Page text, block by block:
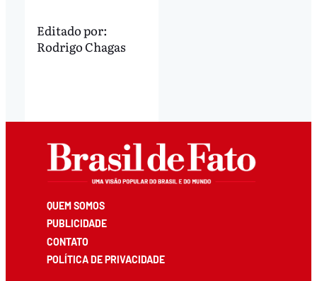
Editado por:
Rodrigo Chagas
QUEM SOMOS
PUBLICIDADE
CONTATO
POLÍTICA DE PRIVACIDADE